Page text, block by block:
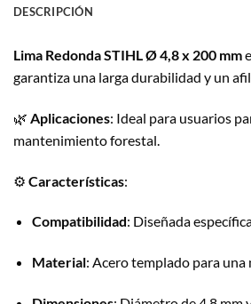
DESCRIPCIÓN
Lima Redonda STIHL Ø 4,8 x 200 mm
garantiza una larga durabilidad y un
🌿 Aplicaciones: Ideal para usuarios
mantenimiento forestal.
⚙️ Características:
Compatibilidad: Diseñada
Material: Acero templado para